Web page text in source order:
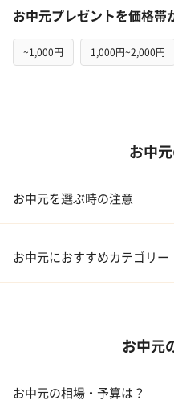
お中元プレゼントを価格帯
~1,000円 1,000円~2,000円
お中
お中元を選ぶ時の注意
お中元におすすめカテゴリー
03 ギフトカタログ
お中元
お中元の相場・予算は？